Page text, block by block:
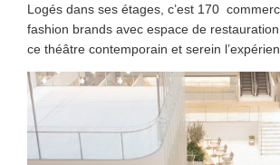
Logés dans ses étages, c’est 170
fashion brands avec espace de
ce théâtre contemporain et serein